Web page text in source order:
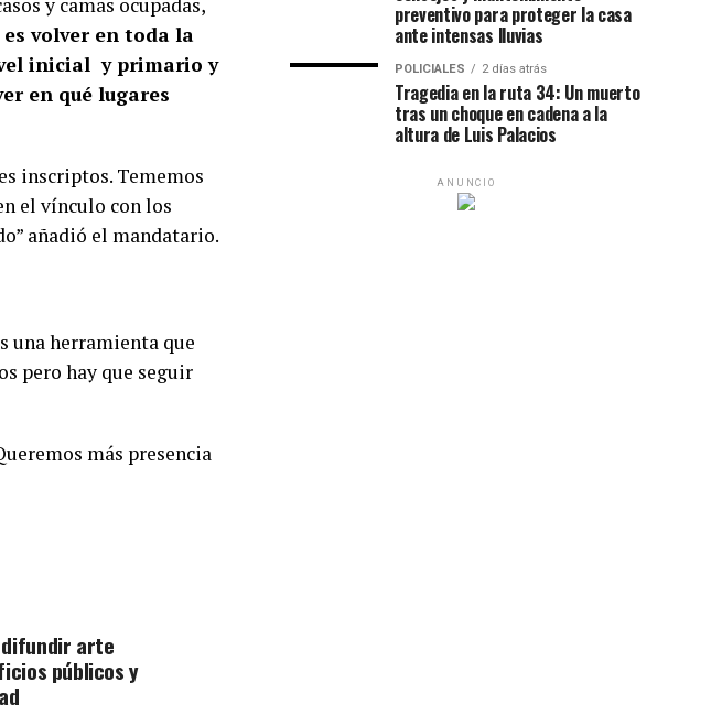
es volver en toda la
inicial y primario y
en qué lugares
inscriptos. Tememos
el vínculo con los
añadió el mandatario.
una herramienta que
pero hay que seguir
más presencia
difundir arte
públicos y
preventivo para proteger la casa
ante intensas lluvias
POLICIALES 2 días atrás
Tragedia en la ruta 34: Un muerto
tras un choque en cadena a la
altura de Luis Palacios
ANUNCIO